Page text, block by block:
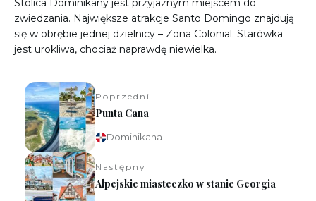
Stolica Dominikany jest przyjaznym miejscem do
zwiedzania. Największe atrakcje Santo Domingo znajdują
się w obrębie jednej dzielnicy – Zona Colonial. Starówka
jest urokliwa, chociaż naprawdę niewielka.
Poprzedni
Punta Cana
Dominikana
Następny
Alpejskie miasteczko w stanie Georgia